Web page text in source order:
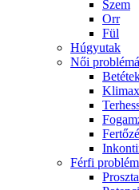
Szem
Orr
Fül
Húgyutak
Női
Klimax
Férfi